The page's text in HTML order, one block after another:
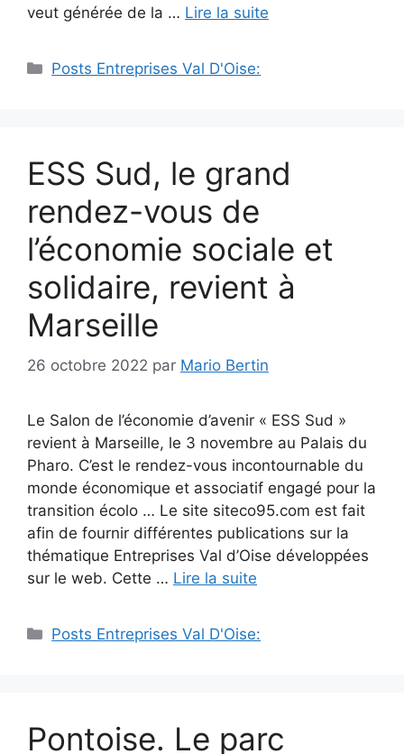
veut générée de la … Lire la suite
Catégories
Posts Entreprises Val D'Oise:
ESS Sud, le grand
rendez-vous de
l’économie sociale et
solidaire, revient à
Marseille
26 octobre 2022 par Mario Bertin
Le Salon de l’économie d’avenir « ESS Sud »
revient à Marseille, le 3 novembre au Palais du
Pharo. C’est le rendez-vous incontournable du
monde économique et associatif engagé pour la
transition écolo … Le site siteco95.com est fait
afin de fournir différentes publications sur la
thématique Entreprises Val d’Oise développées
sur le web. Cette … Lire la suite
Catégories
Posts Entreprises Val D'Oise:
Pontoise. Le parc